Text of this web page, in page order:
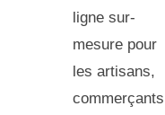
ligne sur-
mesure pour
les artisans,
commerçants